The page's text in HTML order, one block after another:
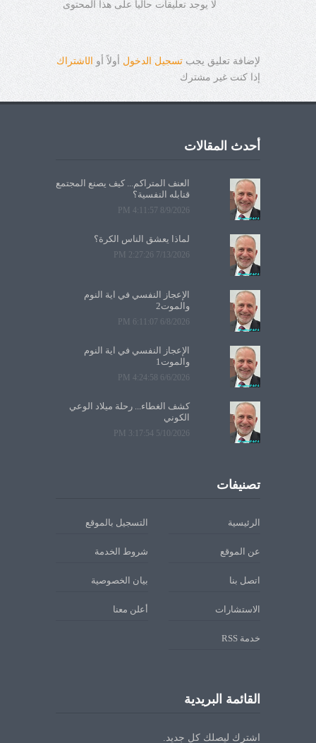
لا يوجد تعليقات حالياً على هذا المحتوى
لإضافة تعليق يجبتسجيل الدخول أولاً أو الاشتراك
إذا كنت غير مشترك
أحدث المقالات
العنف المتراكم... كيف يصنع المجتمع
قنابله النفسية؟
8/9/2026 4:11:57 PM
لماذا يعشق الناس الكرة؟
7/13/2026 2:27:26 PM
الإعجاز النفسي في آية النوم
والموت2
6/8/2026 6:11:07 PM
الإعجاز النفسي في آية النوم
والموت1
6/6/2026 4:24:58 PM
كشف الغطاء... رحلة ميلاد الوعي
الكوني
5/10/2026 3:17:54 PM
تصنيفات
الرئيسية التسجيل بالموقع
عن الموقع شروط الخدمة
اتصل بنا بيان الخصوصية
الاستشارات أعلن معنا
خدمة RSS
القائمة البريدية
اشترك ليصلك كل جديد.